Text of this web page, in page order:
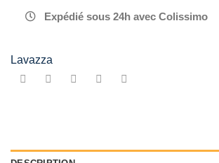
Expédié sous 24h avec Colissimo
Lavazza